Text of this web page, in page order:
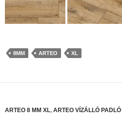
8MM ARTEO XL
ARTEO 8 MM XL, ARTEO VÍZÁLLÓ PADLÓ